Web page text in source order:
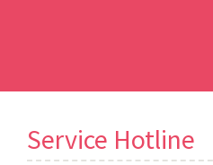
Service Hotline